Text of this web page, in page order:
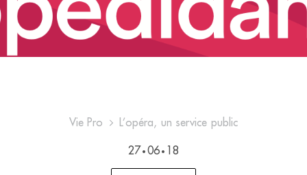
Vie Pro L’opéra, un service public
27 • 06 • 18